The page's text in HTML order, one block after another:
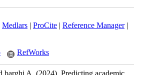
|Medlars|ProCite|Reference Manager
RefWorks
barghi A.(2024).Predicting academic